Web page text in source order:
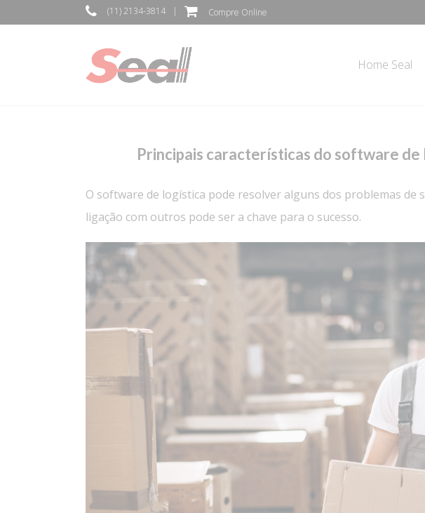
(11) 2134-3814 | Compre Online
Home Seal
Principais características do software de
O software de logística pode resolver alguns dos problemas de
ligação com outros pode ser a chave para o sucesso.